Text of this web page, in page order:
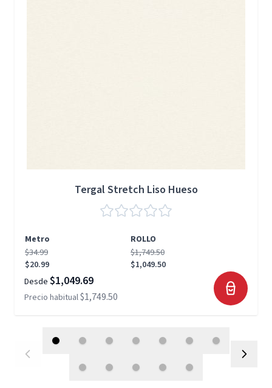
Tergal Stretch Liso Hueso
Metro
ROLLO
$34.99
$20.99
$1,749.50
$1,049.50
Desde $1,049.69
Precio habitual$1,749.50